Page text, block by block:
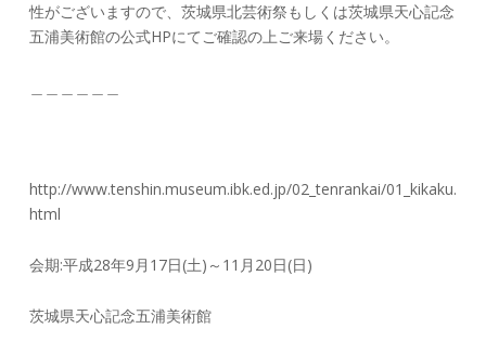
性がございますので、茨城県北芸術祭もしくは茨城県天心記念
五浦美術館の公式HPにてご確認の上ご来場ください。
http://www.tenshin.museum.ibk.ed.jp/02_tenrankai/01_kikaku.
html
会期:平成28年9月17日(土)～11月20日(日)
茨城県天心記念五浦美術館